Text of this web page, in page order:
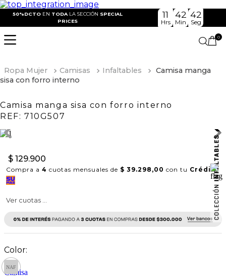
50%DCTO EN TODA LA SECCIÓN SPECIAL
PRICES
11
Hrs
42
Min
41
Seg
0
Ropa Mujer Camisas Infaltables
Camisa manga
sisa con forro interno
Camisa manga sisa con forro interno
REF: 710G507
$ 129.900
Compra a 4 cuotas mensuales de $ 39.298,00 con tu Crédito
Ver cuotas ...